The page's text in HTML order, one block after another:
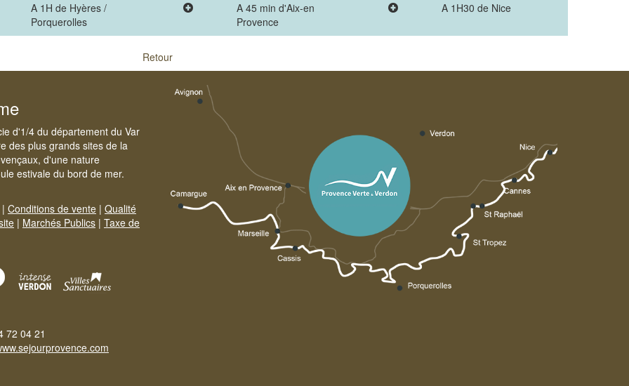
A 1H de Hyères /
Porquerolles
A 45 min d'Aix-en
Provence
A 1H30 de Nice
Retour
d'1/4 du département du Var
des plus grands sites de la
d'une nature
estivale du bord de mer.
| Conditions de vente | Qualité
| Marchés Publics | Taxe de
72 04 21